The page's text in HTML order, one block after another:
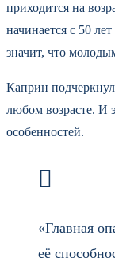
приходится на
начинается с 50
значит, что
Каприн
любом возрасте. И
особенностей.
«Главная
её